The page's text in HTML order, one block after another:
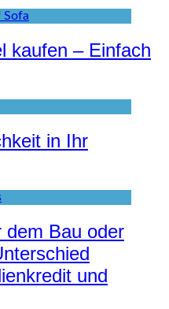
kaufen – Einfach
in Ihr
dem Bau oder
und